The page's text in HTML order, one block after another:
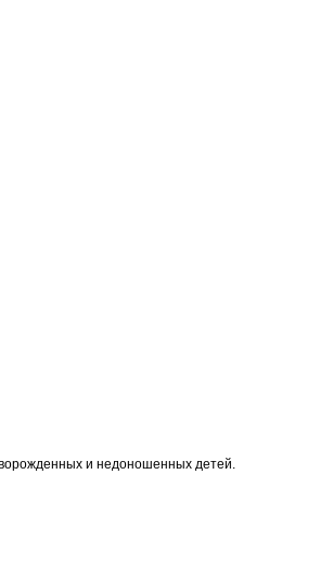
и недоношенных детей.